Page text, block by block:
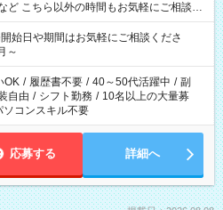
相談く
日や期間はお気軽にご相談くださ
～
OK / 履歴書不要 / 40～50代活躍中 / 副
自由 / シフト勤務 / 10名以上の大量募
ソコンスキル不要
応募する 詳細へ